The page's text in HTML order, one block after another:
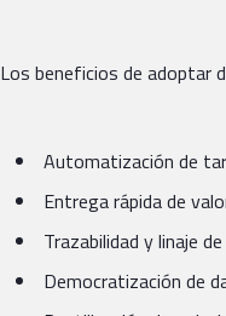
Los beneficios de adoptar
Automatización de
Entrega rápida de
Trazabilidad y linaje
Democratización de